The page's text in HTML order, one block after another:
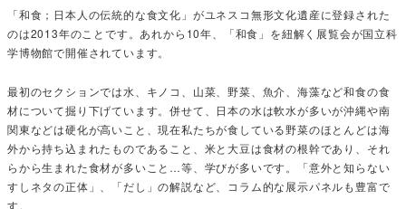
「和食；日本人の伝統的な食文化」がユネスコ無形文化遺産に登録された
のは2013年のことです。あれから10年、「和食」を紐解く展覧会が国立科
学博物館で開催されています。
最初のセクションでは水、キノコ、山菜、野菜、魚介、海藻など和食の食
材について掘り下げています。併せて、日本の水は軟水が多いが沖縄や南
関東などは硬化が高いこと、現在私たちが食している野菜のほとんどは海
外から持ち込まれたものであること、米と大豆は食材の根幹であり、それ
らから生まれた食材が多いこと…等、学びが多いです。「意外と知らない
すしネタの正体」、「だし」の解説など、コラム的な展示パネルも豊富で
す。